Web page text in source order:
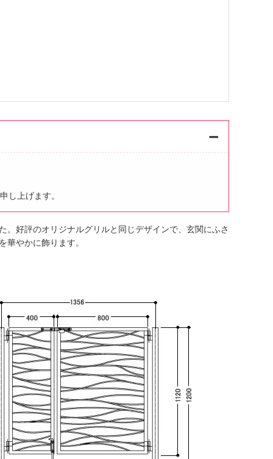
し上げます。
好評のオリジナルグリルと同じデザインで、玄関にふさ
華やかに飾ります。